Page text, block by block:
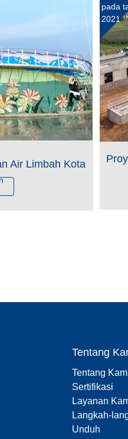
pada
2021
Air Limbah Kota
Tentang
Tentang
Sertifikasi
Layanan
Langkah-
Unduh